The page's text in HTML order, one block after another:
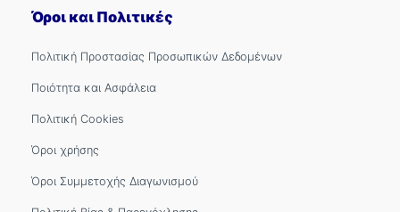
Όροι και Πολιτικές
Πολιτική Προστασίας Προσωπικών Δεδομένων
Ποιότητα και Ασφάλεια
Πολιτική Cookies
Όροι χρήσης
Όροι Συμμετοχής Διαγωνισμού